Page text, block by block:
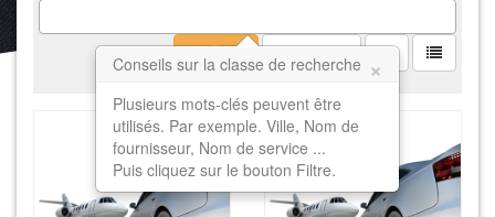
Conseils sur la classe de recherche ×
Plusieurs mots-clés peuvent être
utilisés. Par exemple. Ville, Nom de
fournisseur, Nom de service ...
Puis cliquez sur le bouton Filtre.